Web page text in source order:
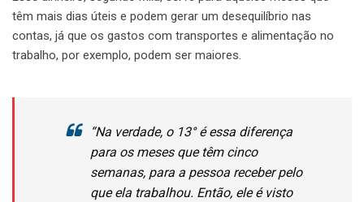
têm mais dias úteis e podem gerar um desequilíbrio nas
contas, já que os gastos com transportes e alimentação no
trabalho, por exemplo, podem ser maiores.
“Na verdade, o 13° é essa diferença
para os meses que têm cinco
semanas, para a pessoa receber pelo
que ela trabalhou. Então, ele é visto